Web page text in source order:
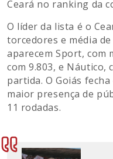
Ceará no ranking da
O líder da lista é o
torcedores e média
aparecem Sport, com
com 9.803, e Náutico,
partida. O Goiás
maior presença de
11 rodadas.